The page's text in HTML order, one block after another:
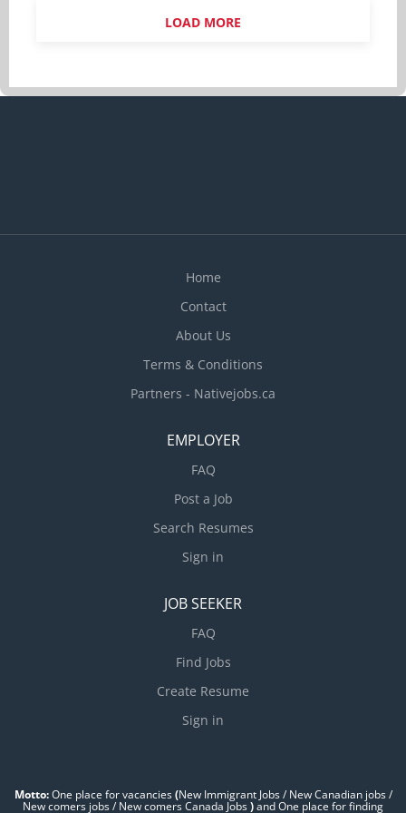
participer à la plantation de végétaux, au besoin.
estivale, incluant l'organisation des équipements,
LOAD MORE
Home
Contact
About Us
Terms & Conditions
Partners - Nativejobs.ca
EMPLOYER
FAQ
Post a Job
Search Resumes
Sign in
JOB SEEKER
FAQ
Find Jobs
Create Resume
Sign in
Motto:One place for vacancies(New Immigrant Jobs / ‎New Canadian jobs /
New comers jobs / New comers Canada Jobs)and One place for finding